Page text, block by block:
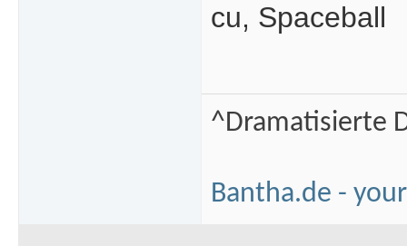
cu, Spaceball
^Dramatisierte
Bantha.de -